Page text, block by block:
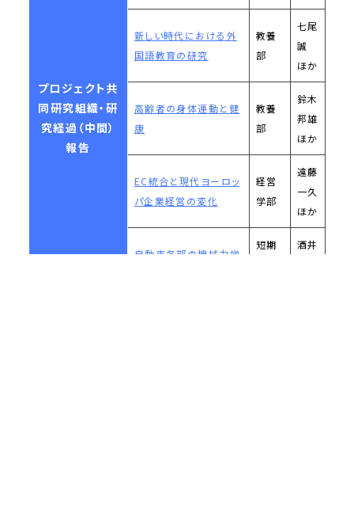
プロジェクト共
同研究組織・研
究経過（中間）
報告
新しい時代における外
国語教育の研究
教養
部
七尾
誠
ほか
高齢者の身体運動と健
康
教養
部
鈴木
邦雄
ほか
EC統合と現代ヨーロッ
パ企業経営の変化
経営
学部
遠藤
一久
ほか
自動車各部の機械力学
短期
酒井